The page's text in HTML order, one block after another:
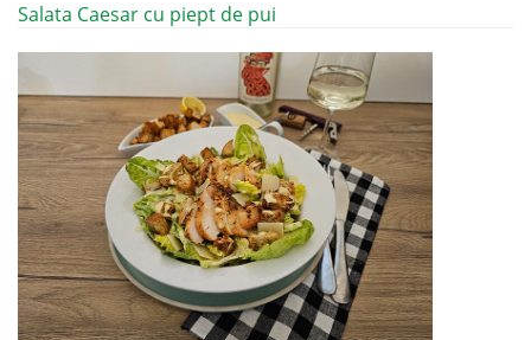
Salata Caesar cu piept de pui